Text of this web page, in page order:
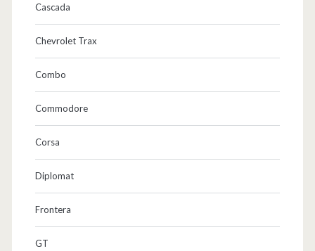
Cascada
Chevrolet Trax
Combo
Commodore
Corsa
Diplomat
Frontera
GT